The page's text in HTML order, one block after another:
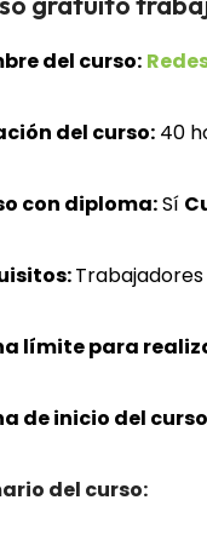
del curso:
del curso: 40
con diploma:Sí
límite para
de inicio del
del curso: